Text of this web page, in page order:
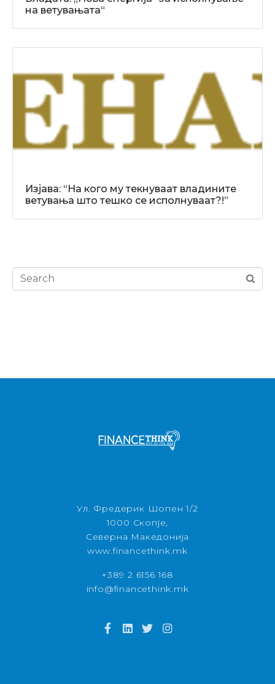
на ветувањата“
Изјава: “На кого му текнуваат владините
ветувања што тешко се исполнуваат?!”
Ул. Фредерик Шопен 1/2
1000 Скопје,
Северна Македонија
www.financethink.mk
+389 2 6156 168
info@financethink.mk